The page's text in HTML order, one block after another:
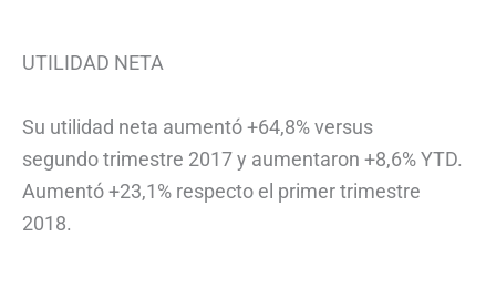
UTILIDAD NETA
Su utilidad neta aumentó +64,8% versus
segundo trimestre 2017 y aumentaron +8,6% YTD.
Aumentó +23,1% respecto el primer trimestre
2018.